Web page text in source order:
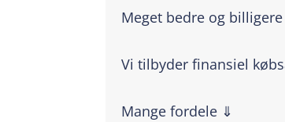
Meget bedre og
Vi tilbyder finansiel
Mange fordele ⇓